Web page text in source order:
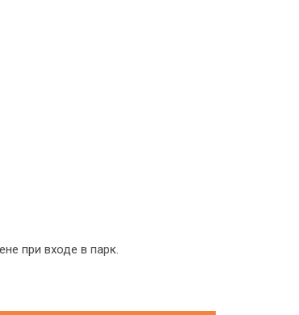
при входе в парк.